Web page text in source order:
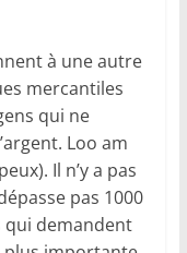
à une autre
mercantiles
qui ne
Loo am
Il n’y a pas
pas 1000
qui demandent